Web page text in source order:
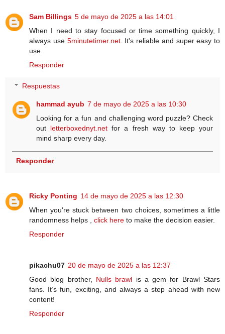
Sam Billings 5 de mayo de 2025 a las 14:01
When I need to stay focused or time something quickly, I
always use 5minutetimer.net. It's reliable and super easy to
use.
Responder
Respuestas
hammad ayub 7 de mayo de 2025 a las 10:30
Looking for a fun and challenging word puzzle? Check
out letterboxednyt.net for a fresh way to keep your
mind sharp every day.
Responder
Ricky Ponting 14 de mayo de 2025 a las 12:30
When you're stuck between two choices, sometimes a little
randomness helps , click here to make the decision easier.
Responder
pikachu07 20 de mayo de 2025 a las 12:37
Good blog brother, Nulls brawl is a gem for Brawl Stars
fans. It’s fun, exciting, and always a step ahead with new
content!
Responder